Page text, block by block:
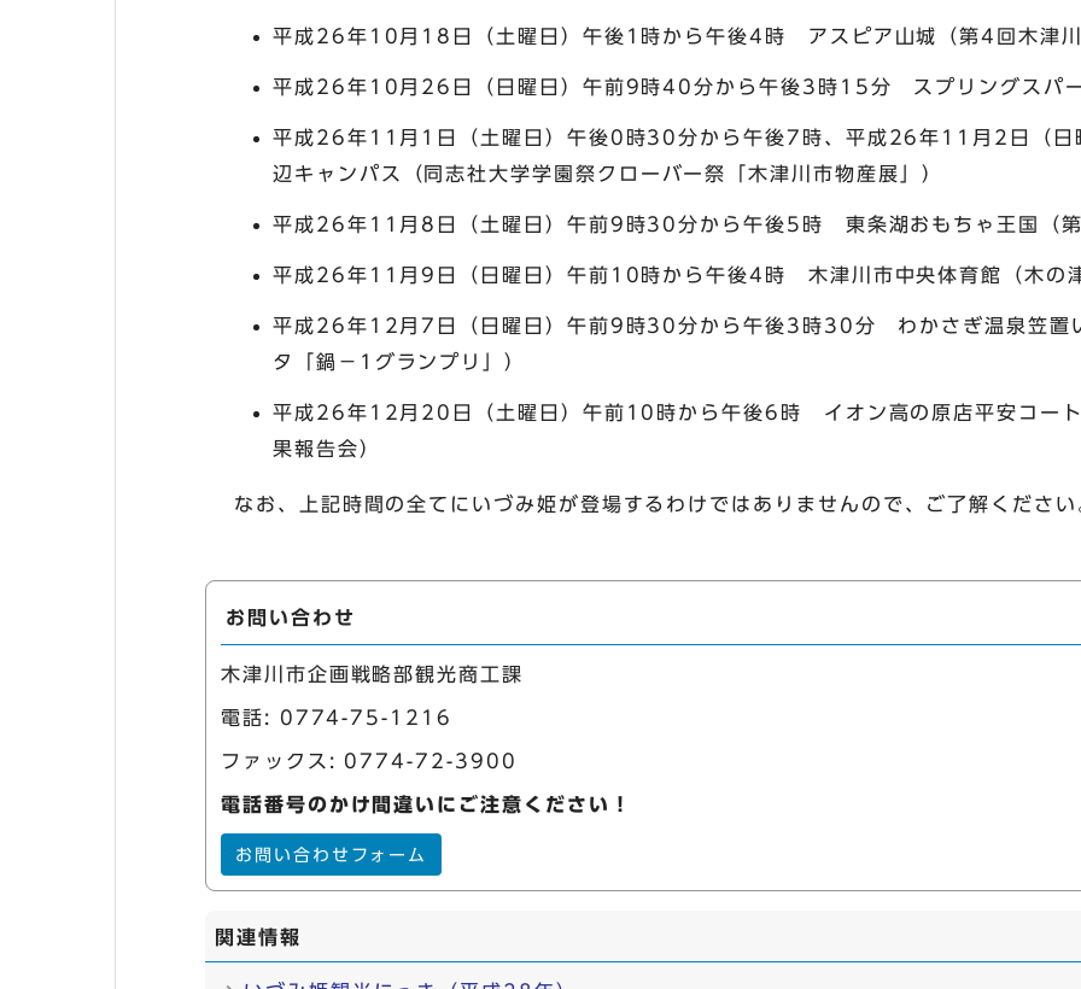
平成26年10月18日（土曜日）午後1時から午後4時 アスピア山城（第4回木津
平成26年10月26日（日曜日）午前9時40分から午後3時15分 スプリングスパ
平成26年11月1日（土曜日）午後0時30分から午後7時、平成26年11月2日（
辺キャンパス（同志社大学学園祭クローバー祭「木津川市物産展」）
平成26年11月8日（土曜日）午前9時30分から午後5時 東条湖おもちゃ王国（
平成26年11月9日（日曜日）午前10時から午後4時 木津川市中央体育館（木の
平成26年12月7日（日曜日）午前9時30分から午後3時30分 わかさぎ温泉笠置
タ「鍋－1グランプリ」）
平成26年12月20日（土曜日）午前10時から午後6時 イオン高の原店平安コート
果報告会）
なお、上記時間の全てにいづみ姫が登場するわけではありませんので、ご了解ください
お問い合わせ
木津川市企画戦略部観光商工課
電話: 0774-75-1216
ファックス: 0774-72-3900
電話番号のかけ間違いにご注意ください！
お問い合わせフォーム
関連情報